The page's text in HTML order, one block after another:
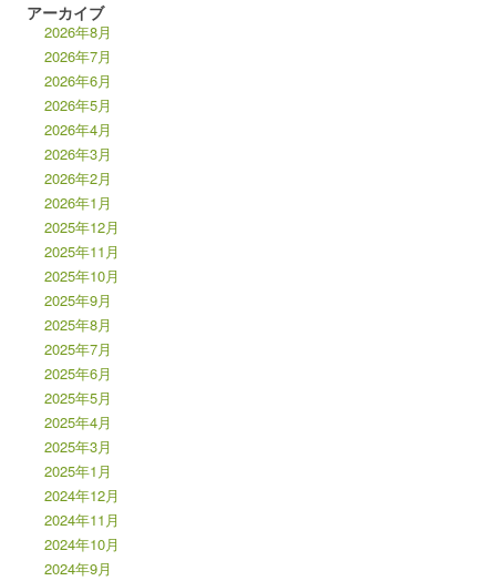
アーカイブ
2026年8月
2026年7月
2026年6月
2026年5月
2026年4月
2026年3月
2026年2月
2026年1月
2025年12月
2025年11月
2025年10月
2025年9月
2025年8月
2025年7月
2025年6月
2025年5月
2025年4月
2025年3月
2025年1月
2024年12月
2024年11月
2024年10月
2024年9月